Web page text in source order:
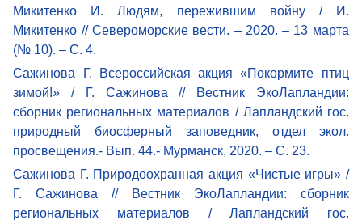
Микитенко И. Людям, пережившим войну / И.
Микитенко // Североморские вести. – 2020. – 13 марта
(№ 10). – С. 4.
Сажинова Г. Всероссийская акция «Покормите птиц
зимой!» / Г. Сажинова // Вестник ЭкоЛапландии:
сборник региональных материалов / Лапландский гос.
природный биосферный заповедник, отдел экол.
просвещения.- Вып. 44.- Мурманск, 2020. – С. 23.
Сажинова Г. Природоохранная акция «Чистые игры» /
Г. Сажинова // Вестник ЭкоЛапландии: сборник
региональных материалов / Лапландский гос.